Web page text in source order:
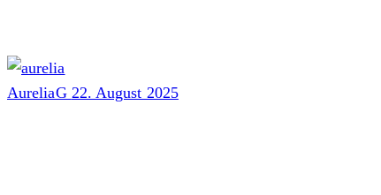
AureliaG 22. August 2025